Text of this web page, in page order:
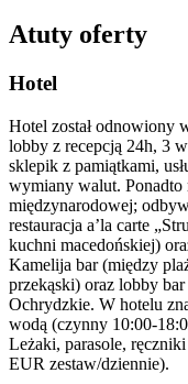
Atuty oferty
Hotel
Hotel został odnowiony
lobby z recepcją 24h, 3
sklepik z pamiątkami,
wymiany walut. Ponadto
międzynarodowej;
restauracja a’la carte
kuchni macedońskiej)
Kamelija bar (między
przekąski) oraz lobby
Ochrydzkie. W hotelu
wodą (czynny 10:00-
Leżaki, parasole,
EUR zestaw/dziennie).